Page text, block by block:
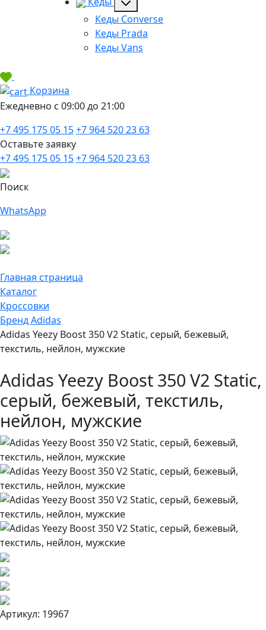
Кеды Converse
Кеды Prada
Кеды Vans
Корзина
Ежедневно с 09:00 до 21:00
+7 495 175 05 15+7 964 520 23 63
Оставьте заявку
+7 495 175 05 15+7 964 520 23 63
Поиск
WhatsApp
Главная страница
Каталог
Кроссовки
Бренд Adidas
Adidas Yeezy Boost 350 V2 Static, серый, бежевый,
текстиль, нейлон, мужские
Adidas Yeezy Boost 350 V2 Static,
серый, бежевый, текстиль,
нейлон, мужские
Артикул: 19967